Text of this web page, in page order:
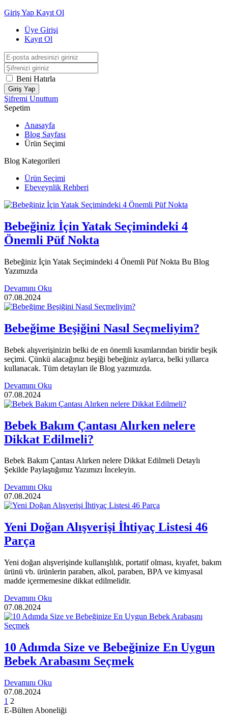
Giriş Yap Kayıt Ol
Üye Girişi
Kayıt Ol
Beni Hatırla
Giriş Yap
Şifremi Unuttum
Sepetim
Anasayfa
Blog Sayfası
Ürün Seçimi
Blog Kategorileri
Ürün Seçimi
Ebeveynlik Rehberi
Bebeğiniz İçin Yatak Seçimindeki 4
Önemli Püf Nokta
Bebeğiniz İçin Yatak Seçimindeki 4 Önemli Püf Nokta Bu Blog
Yazımızda
Devamını Oku
07.08.2024
Bebeğime Beşiğini Nasıl Seçmeliyim?
Bebek alışverişinizin belki de en önemli kısımlarından biridir beşik
seçimi. Çünkü alacağınız beşiği bebeğiniz aylarca, belki yıllarca
kullanacak. Tüm detayları ile Blog yazımızda.
Devamını Oku
07.08.2024
Bebek Bakım Çantası Alırken nelere
Dikkat Edilmeli?
Bebek Bakım Çantası Alırken nelere Dikkat Edilmeli Detaylı
Şekilde Paylaştığımız Yazımızı İnceleyin.
Devamını Oku
07.08.2024
Yeni Doğan Alışverişi İhtiyaç Listesi 46
Parça
Yeni doğan alışverişinde kullanışlılık, portatif olması, kıyafet, bakım
ürünü vb. ürünlerin paraben, alkol, paraben, BPA ve kimyasal
madde içermemesine dikkat edilmelidir.
Devamını Oku
07.08.2024
10 Adımda Size ve Bebeğinize En Uygun
Bebek Arabasını Seçmek
Devamını Oku
07.08.2024
1 2
E-Bülten Aboneliği